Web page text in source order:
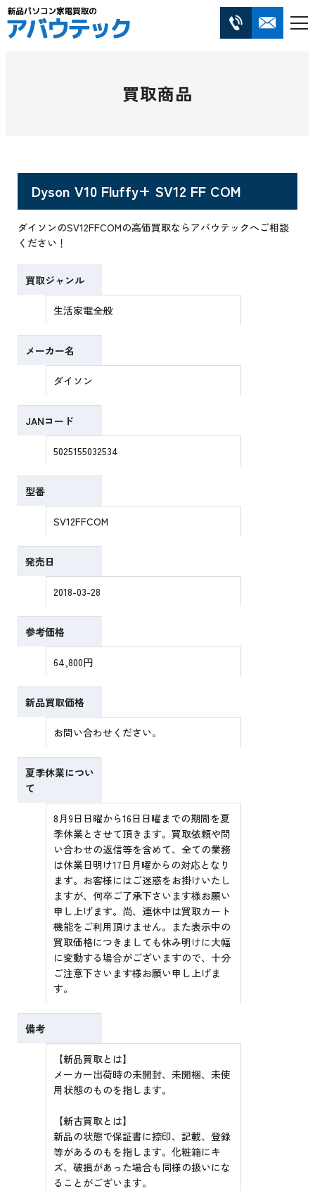
買取商品
Dyson V10 Fluffy+ SV12 FF COM
ダイソンのSV12FFCOMの高価買取ならアバウテックへご相談
ください！
買取ジャンル
生活家電全般
メーカー名
ダイソン
JANコード
5025155032534
型番
SV12FFCOM
発売日
2018-03-28
参考価格
64,800円
新品買取価格
お問い合わせください。
夏季休業につい
て
8月9日日曜から16日日曜までの期間を夏
季休業とさせて頂きます。買取依頼や問
い合わせの返信等を含めて、全ての業務
は休業日明け17日月曜からの対応となり
ます。お客様にはご迷惑をお掛けいたし
ますが、何卒ご了承下さいます様お願い
申し上げます。尚、連休中は買取カート
機能をご利用頂けません。また表示中の
買取価格につきましても休み明けに大幅
に変動する場合がございますので、十分
ご注意下さいます様お願い申し上げま
す。
備考
【新品買取とは】
メーカー出荷時の未開封、未開梱、未使
用状態のものを指します。
【新古買取とは】
新品の状態で保証書に捺印、記載、登録
等があるのもを指します。化粧箱にキ
ズ、破損があった場合も同様の扱いにな
ることがございます。